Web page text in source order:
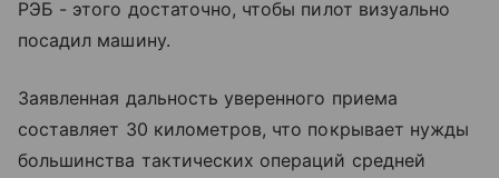
РЭБ - этого достаточно, чтобы пилот визуально
посадил машину.
Заявленная дальность уверенного приема
составляет 30 километров, что покрывает нужды
большинства тактических операций средней